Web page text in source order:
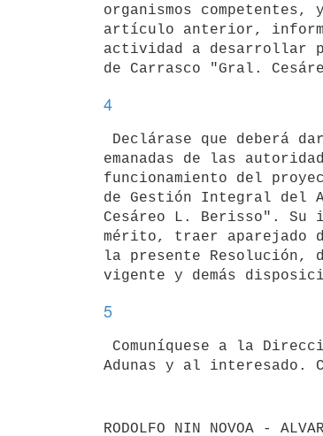
organismos
artículo anterior,
actividad a desarrollar
4
emanadas de las
funcionamiento del
de Gestión Integral del
Cesáreo L. Berisso". Su
mérito, traer aparejado
la presente Resolución,
5
Adunas y al interesado.
RODOLFO NIN NOVOA -